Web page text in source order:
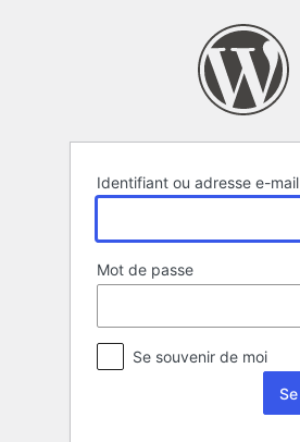
Identifiant ou adresse e-mail
Mot de passe
Se souvenir de moi